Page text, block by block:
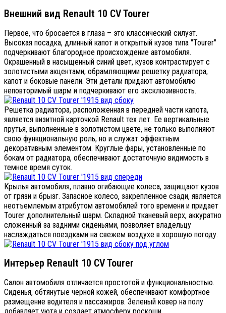
Внешний вид Renault 10 CV Tourer
Первое, что бросается в глаза – это классический силуэт.
Высокая посадка, длинный капот и открытый кузов типа "Tourer"
подчеркивают благородное происхождение автомобиля.
Окрашенный в насыщенный синий цвет, кузов контрастирует с
золотистыми акцентами, обрамляющими решетку радиатора,
капот и боковые панели. Эти детали придают автомобилю
неповторимый шарм и подчеркивают его эксклюзивность.
Решетка радиатора, расположенная в передней части капота,
является визитной карточкой Renault тех лет. Ее вертикальные
прутья, выполненные в золотистом цвете, не только выполняют
свою функциональную роль, но и служат эффектным
декоративным элементом. Круглые фары, установленные по
бокам от радиатора, обеспечивают достаточную видимость в
темное время суток.
Крылья автомобиля, плавно огибающие колеса, защищают кузов
от грязи и брызг. Запасное колесо, закрепленное сзади, является
неотъемлемым атрибутом автомобилей того времени и придает
Tourer дополнительный шарм. Складной тканевый верх, аккуратно
сложенный за задними сиденьями, позволяет владельцу
наслаждаться поездками на свежем воздухе в хорошую погоду.
Интерьер Renault 10 CV Tourer
Салон автомобиля отличается простотой и функциональностью.
Сиденья, обтянутые черной кожей, обеспечивают комфортное
размещение водителя и пассажиров. Зеленый ковер на полу